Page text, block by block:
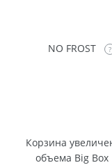
NO FROST
Корзина
объема Big Box